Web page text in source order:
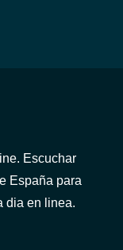
Escuchar
España para
dia en linea.